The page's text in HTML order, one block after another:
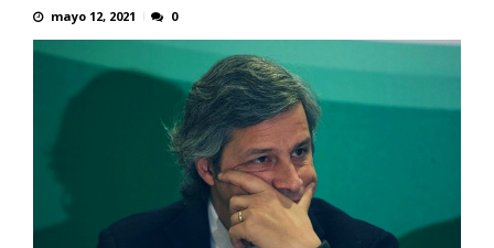
mayo 12, 2021 0